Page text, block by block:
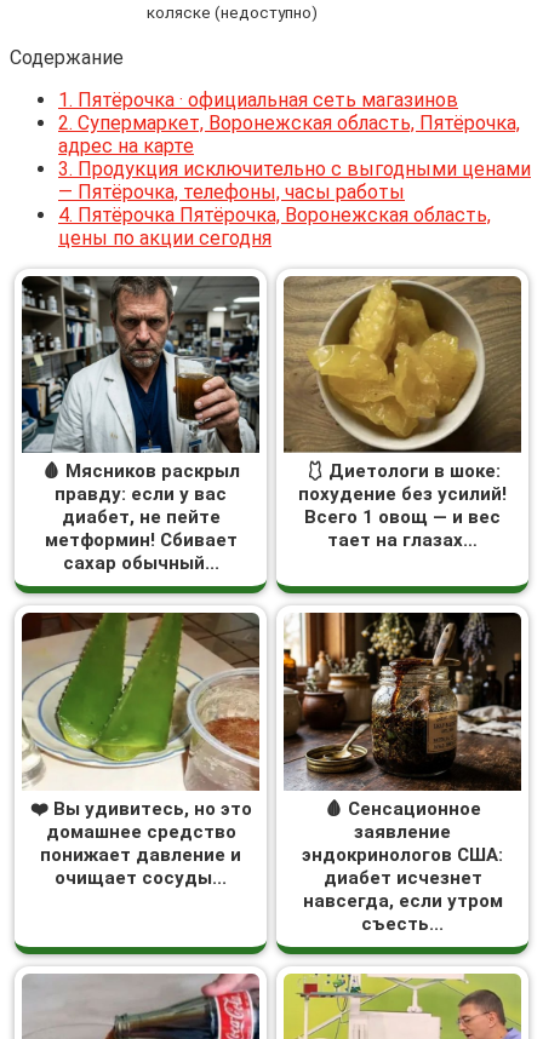
коляске (недоступно)
Содержание
1. Пятёрочка · официальная сеть магазинов
2. Супермаркет, Воронежская область, Пятёрочка,
адрес на карте
3. Продукция исключительно с выгодными ценами
— Пятёрочка, телефоны, часы работы
4. Пятёрочка Пятёрочка, Воронежская область,
цены по акции сегодня
🩸 Мясников раскрыл
правду: если у вас
диабет, не пейте
метформин! Сбивает
сахар обычный...
🩱 Диетологи в шоке:
похудение без усилий!
Всего 1 овощ — и вес
тает на глазах…
❤️ Вы удивитесь, но это
домашнее средство
понижает давление и
очищает сосуды...
🩸 Сенсационное
заявление
эндокринологов США:
диабет исчезнет
навсегда, если утром
съесть...